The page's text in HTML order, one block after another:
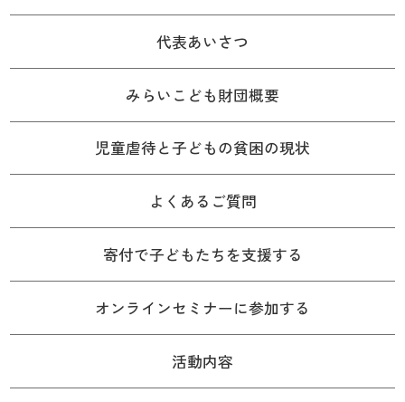
代表あいさつ
みらいこども財団概要
児童虐待と子どもの貧困の現状
よくあるご質問
寄付で子どもたちを支援する
オンラインセミナーに参加する
活動内容